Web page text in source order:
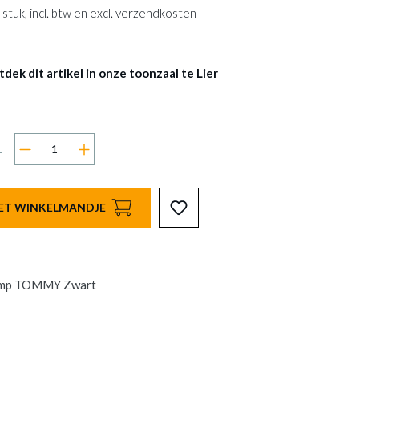
stuk, incl. btw en excl. verzendkosten
dit artikel in onze toonzaal te Lier
WINKELMANDJE
TOMMY Zwart